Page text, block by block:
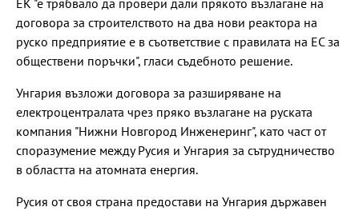
договора за строителството на два нови реактора на
руско предприятие е в съответствие с правилата на ЕС за
обществени поръчки", гласи съдебното решение.
Унгария възложи договора за разширяване на
електроцентралата чрез пряко възлагане на руската
компания "Нижни Новгород Инженеринг", като част от
споразумение между Русия и Унгария за сътрудничество
в областта на атомната енергия.
Русия от своя страна предостави на Унгария държавен